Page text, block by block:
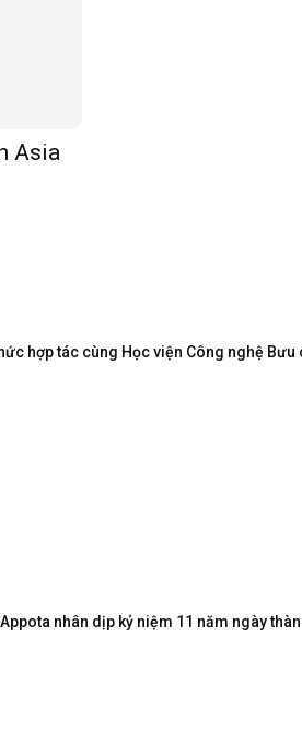
Asia
hợp tác cùng Học viện Công nghệ
nhân dịp kỷ niệm 11 năm ngày